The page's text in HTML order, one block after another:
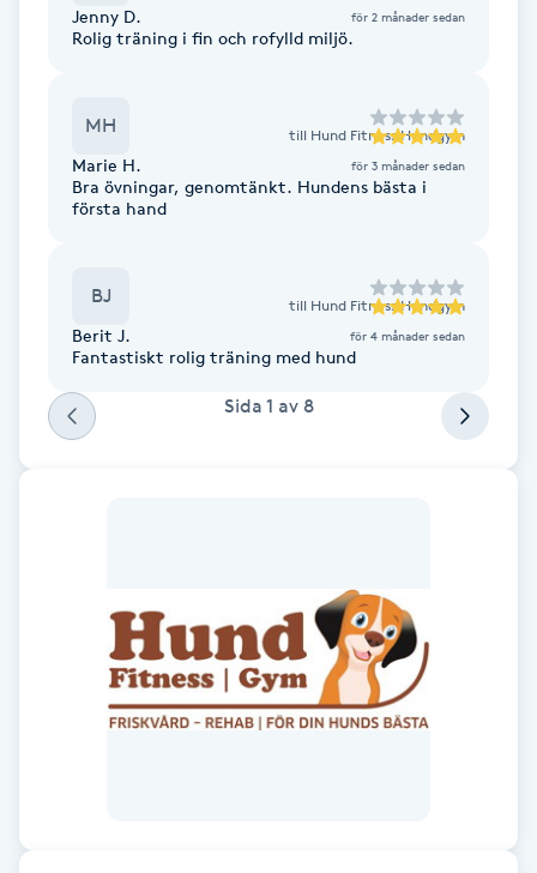
Faceliftmassage
Fettreducering
Fibromassage
Fillers
Jenny D. för 2 månader sedan
Rolig träning i fin och rofylld miljö.
MH till Hund Fitness Hundgym
Marie H. för 3 månader sedan
Bra övningar, genomtänkt. Hundens bästa i
första hand
BJ till Hund Fitness Hundgym
Berit J. för 4 månader sedan
Fantastiskt rolig träning med hund
Sida 1 av 8